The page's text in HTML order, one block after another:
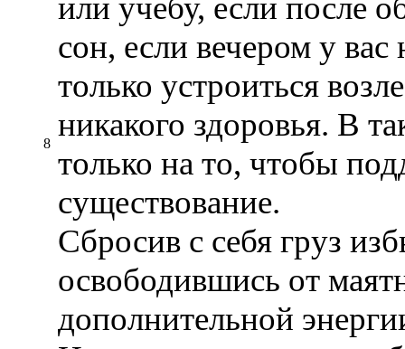
8
или учебу, если после
сон, если вечером у
только устроиться
никакого здоровья. В
только на то, чтобы
существование.
Сбросив с себя груз
освободившись от
дополнительной